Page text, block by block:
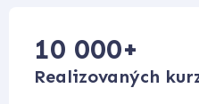
10 000+
Realizovaných